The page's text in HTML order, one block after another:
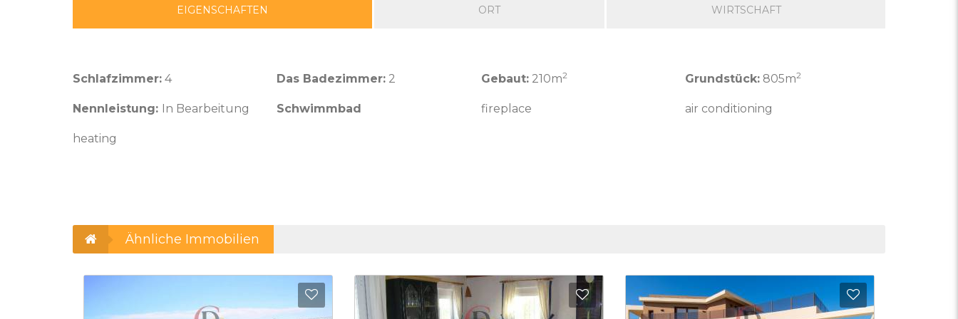
EIGENSCHAFTEN ORT WIRTSCHAFT
Schlafzimmer: 4 Das Badezimmer: 2 Gebaut:210m2 Grundstück:805m2
Nennleistung: In Bearbeitung Schwimmbad fireplace air conditioning
heating
Ähnliche Immobilien
Zu Favoriten hinzufügen Zu Favoriten hinzufügen Zu Favoriten